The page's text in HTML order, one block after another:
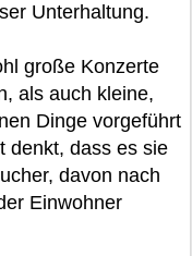
Unterhaltung.
große Konzerte
als auch kleine,
Dinge vorgeführt
denkt, dass es sie
davon nach
Einwohner